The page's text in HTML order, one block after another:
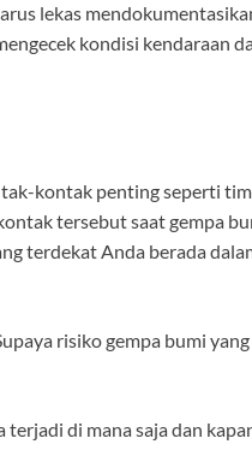
lekas
kondisi kendaraan
kontak penting seperti tim
tersebut saat gempa
terdekat Anda berada
risiko gempa bumi yang
di mana saja dan